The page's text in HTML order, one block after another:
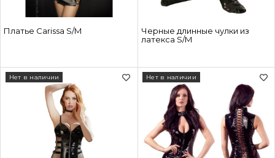
Платье Carissa S/M
Черные длинные чулки из
латекса S/M
Нет в наличии Нет в наличии